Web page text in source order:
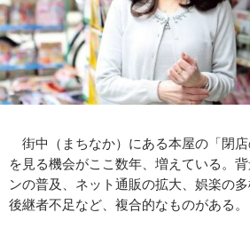
街中（まちなか）にある本屋の「閉
を見る機会がここ数年、増えている。
ンの普及、ネット通販の拡大、娯楽の多
後継者不足など、複合的なものがある。